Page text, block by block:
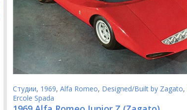
Студии, 1969, Alfa Romeo, Designed/Built by Zagato,
Ercole Spada